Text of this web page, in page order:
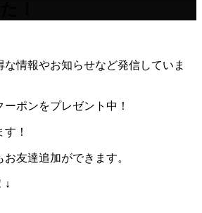
情報やお知らせなど発信していま
ポンをプレゼント中！
！
友達追加ができます。
↓